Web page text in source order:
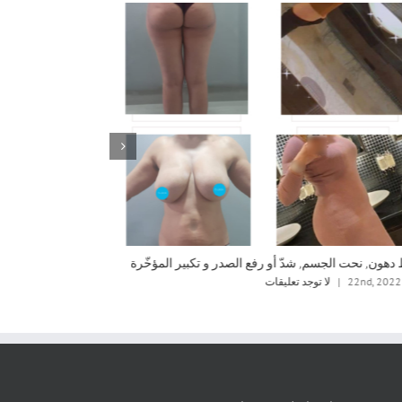
نحت الجسم, شدّ أو رفع الصدر و تكبير المؤخّرة
| لا توجد تعليقات